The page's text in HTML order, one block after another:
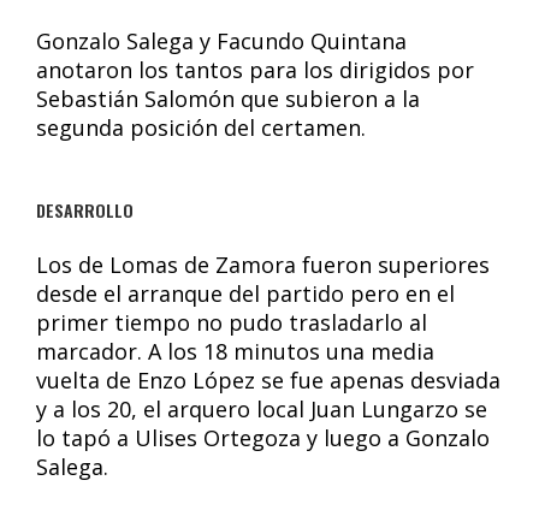
Gonzalo Salega y Facundo Quintana
anotaron los tantos para los dirigidos por
Sebastián Salomón que subieron a la
segunda posición del certamen.
DESARROLLO
Los de Lomas de Zamora fueron superiores
desde el arranque del partido pero en el
primer tiempo no pudo trasladarlo al
marcador. A los 18 minutos una media
vuelta de Enzo López se fue apenas desviada
y a los 20, el arquero local Juan Lungarzo se
lo tapó a Ulises Ortegoza y luego a Gonzalo
Salega.